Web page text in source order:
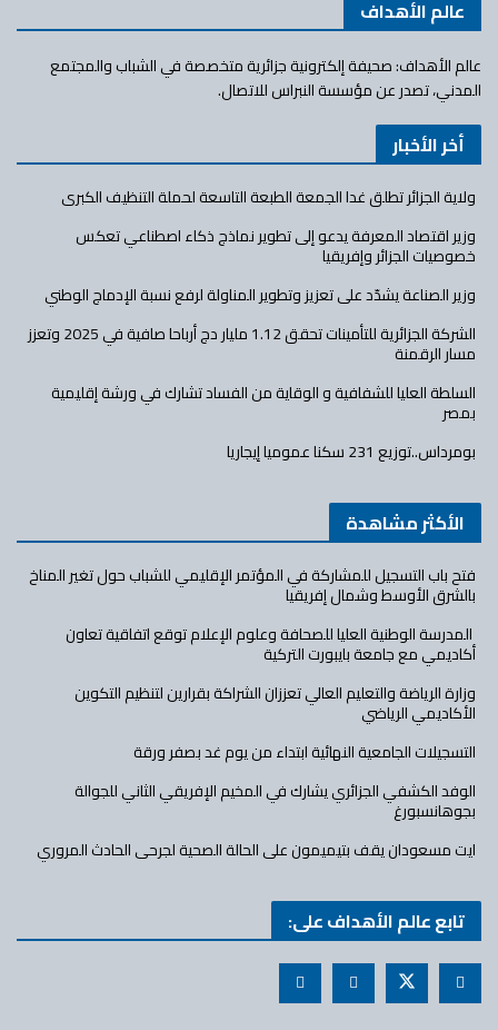
عالم الأهداف
عالم الأهداف: صحيفة إلكترونية جزائرية متخصصة في الشباب والمجتمع
المدني، تصدر عن مؤسسة النبراس للاتصال.
أخر الأخبار
ولاية الجزائر تطلق غدا الجمعة الطبعة التاسعة لحملة التنظيف الكبرى
وزير اقتصاد المعرفة يدعو إلى تطوير نماذج ذكاء اصطناعي تعكس
خصوصيات الجزائر وإفريقيا
وزير الصناعة يشدّد على تعزيز وتطوير المناولة لرفع نسبة الإدماج الوطني
الشركة الجزائرية للتأمينات تحقق 1.12 مليار دج أرباحا صافية في 2025 وتعزز
مسار الرقمنة
السلطة العليا للشفافية و الوقاية من الفساد تشارك في ورشة إقليمية
بمصر
بومرداس..توزيع 231 سكنا عموميا إيجاريا
الأكثر مشاهدة
فتح باب التسجيل للمشاركة في المؤتمر الإقليمي للشباب حول تغير المناخ
بالشرق الأوسط وشمال إفريقيا
المدرسة الوطنية العليا للصحافة وعلوم الإعلام توقع اتفاقية تعاون
أكاديمي مع جامعة بايبورت التركية
وزارة الرياضة والتعليم العالي تعززان الشراكة بقرارين لتنظيم التكوين
الأكاديمي الرياضي
التسجيلات الجامعية النهائية ابتداء من يوم غد بصفر ورقة
الوفد الكشفي الجزائري يشارك في المخيم الإفريقي الثاني للجوالة
بجوهانسبورغ
ايت مسعودان يقف بتيميمون على الحالة الصحية لجرحى الحادث المروري
تابع عالم الأهداف على: